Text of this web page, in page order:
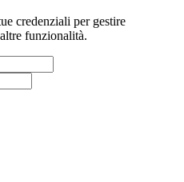
credenziali per gestire
funzionalità.